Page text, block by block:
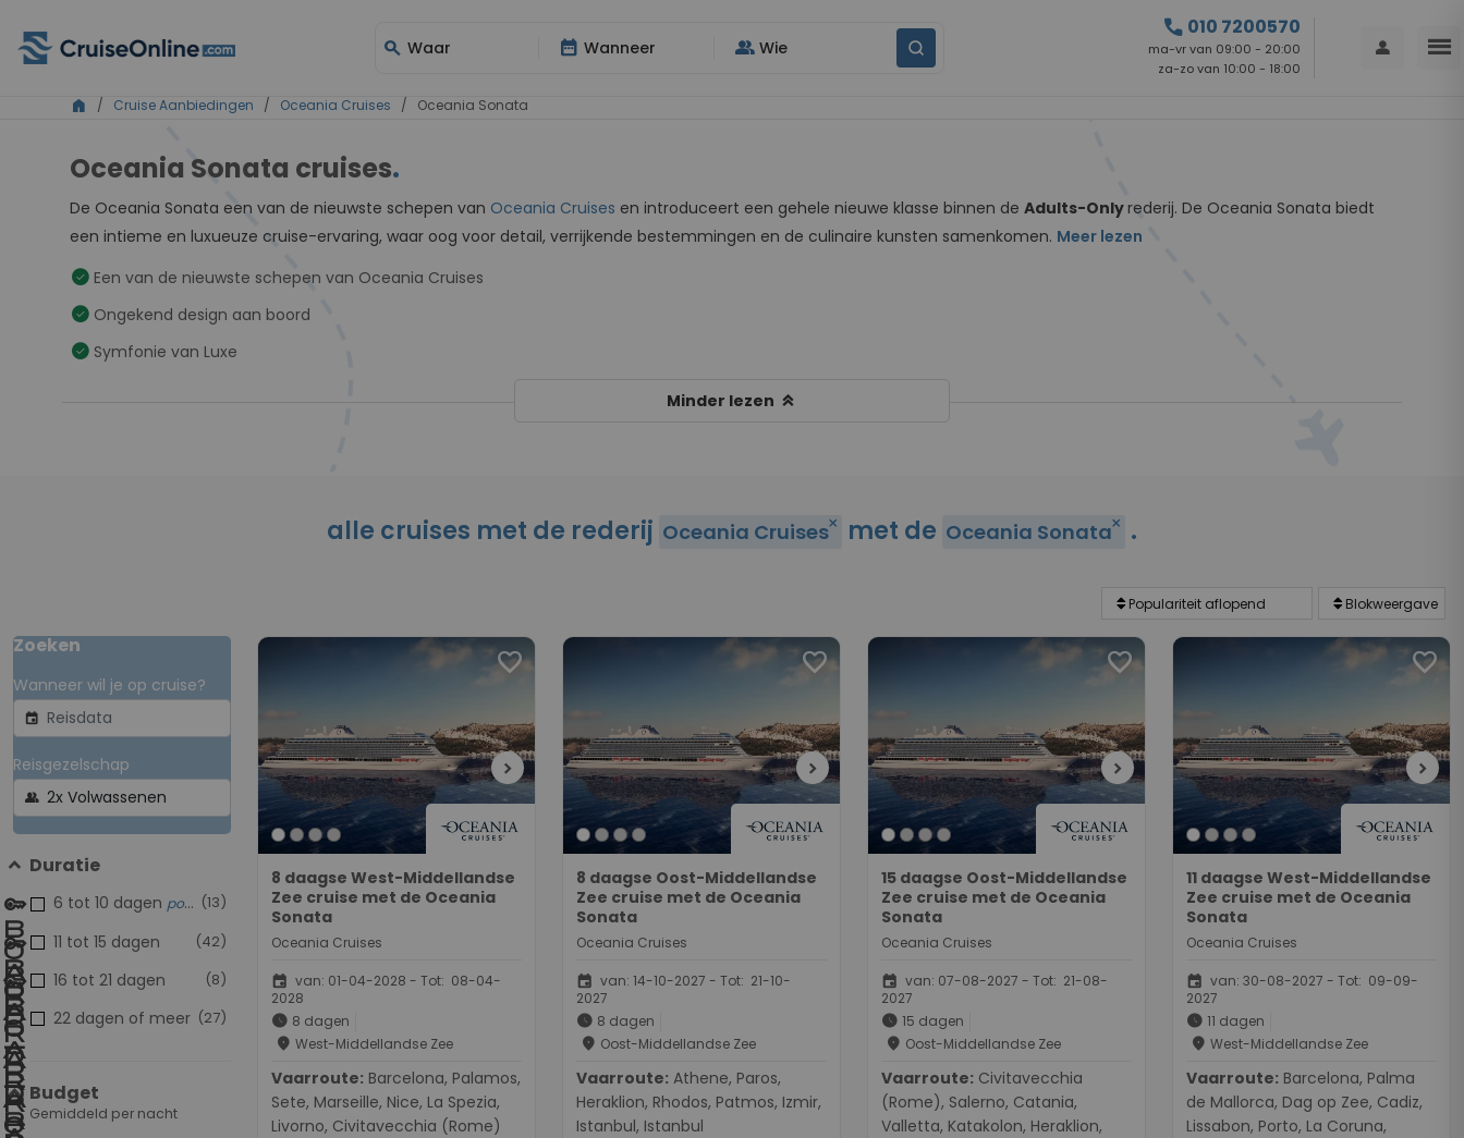
search Waar date_range Wanneer group Wie
call 010 7200570
ma-vr van 09:00 - 20:00
za-zo van 10:00 - 18:00
person menu
home / Cruise Aanbiedingen / Oceania Cruises / Oceania Sonata
Oceania Sonata cruises.
De Oceania Sonata een van de nieuwste schepen van Oceania Cruises en introduceert een gehele nieuwe klasse binnen de Adults-Onlyrederij. De Oceania Sonata biedt
een intieme en luxueuze cruise-ervaring, waar oog voor detail, verrijkende bestemmingen en de culinaire kunsten samenkomen. Meer lezen
check_circle Een van de nieuwste schepen van Oceania Cruises
check_circle Ongekend design aan boord
check_circle Symfonie van Luxe
Minder lezen keyboard_double_arrow_up
alle cruises met de rederij Oceania Cruisesclose met de Oceania Sonataclose .
Zoeken
Wanneer wil je op cruise?
event
Reisgezelschap
group
Duratie
(13)
6 tot 10 dagen populair
(42)
11 tot 15 dagen
(8)
16 tot 21 dagen
(27)
22 dagen of meer
Budget
Gemiddeld per nacht
favorite
chevron_right
8 daagse West-Middellandse
Zee cruise met de Oceania
Sonata
Oceania Cruises
event van: 01-04-2028 - Tot: 08-04-
2028
schedule 8 dagen
place West-Middellandse Zee
Vaarroute:
Sete, Marseille, Nice, La Spezia,
Livorno, Civitavecchia (Rome)
favorite
chevron_right
8 daagse Oost-Middellandse
Zee cruise met de Oceania
Sonata
Oceania Cruises
event van: 14-10-2027 - Tot: 21-10-
2027
schedule 8 dagen
place Oost-Middellandse Zee
Vaarroute:
Heraklion, Rhodos, Patmos, Izmir,
Istanbul, Istanbul
favorite
chevron_right
15 daagse Oost-Middellandse
Zee cruise met de Oceania
Sonata
Oceania Cruises
event van: 07-08-2027 - Tot: 21-08-
2027
schedule 15 dagen
place Oost-Middellandse Zee
Vaarroute:
(Rome), Salerno, Catania,
Valletta, Katakolon, Heraklion,
favorite
chevron_right
11 daagse West-Middellandse
Zee cruise met de Oceania
Sonata
Oceania Cruises
event van: 30-08-2027 - Tot: 09-09-
2027
schedule 11 dagen
place West-Middellandse Zee
Vaarroute:
de Mallorca, Dag op Zee, Cadiz,
Lissabon, Porto, La Coruna,